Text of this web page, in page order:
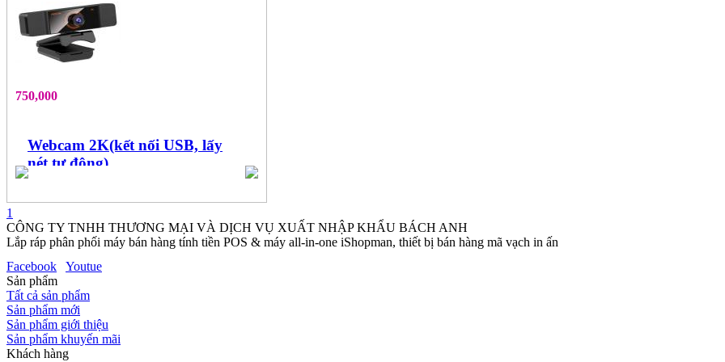
750,000
Webcam 2K(kết nối USB, lấy
nét tự động)
1
CÔNG TY TNHH THƯƠNG MẠI VÀ DỊCH VỤ XUẤT NHẬP KHẨU BÁCH ANH
Lắp ráp phân phối máy bán hàng tính tiền POS & máy all-in-one iShopman, thiết bị bán hàng mã vạch in ấn
Facebook
Youtue
Sản phẩm
Tất cả sản phẩm
Sản phẩm mới
Sản phẩm giới thiệu
Sản phẩm khuyến mãi
Khách hàng